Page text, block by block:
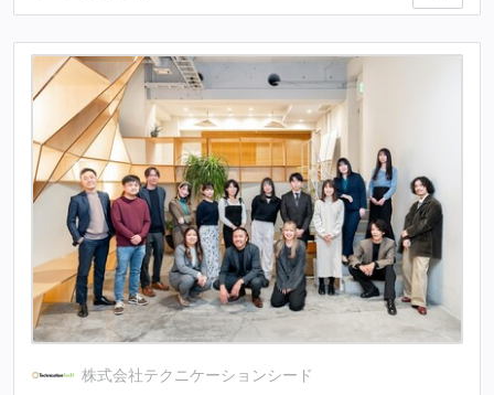
株式会社テクニケーションシード